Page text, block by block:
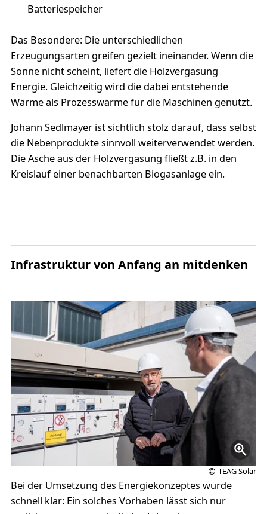
Batteriespeicher
Das Besondere: Die unterschiedlichen
Erzeugungsarten greifen gezielt ineinander. Wenn die
Sonne nicht scheint, liefert die Holzvergasung
Energie. Gleichzeitig wird die dabei entstehende
Wärme als Prozesswärme für die Maschinen genutzt.
Johann Sedlmayer ist sichtlich stolz darauf, dass selbst
die Nebenprodukte sinnvoll weiterverwendet werden.
Die Asche aus der Holzvergasung fließt z.B. in den
Kreislauf einer benachbarten Biogasanlage ein.
Infrastruktur von Anfang an mitdenken
TEAG Solar
Bei der Umsetzung des Energiekonzeptes wurde
schnell klar: Ein solches Vorhaben lässt sich nur